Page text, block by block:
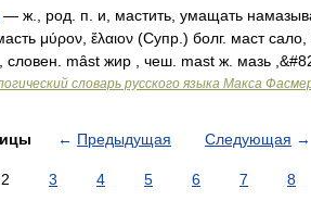
— ж., род. п. и, мастить, умащать
μύρον, ἔλαιον (Супр.) болг. маст
словен. mȃst жир , чеш. mast ж. мазь
словарь русского языка Макса
← Предыдущая Следующая →
2 3 4 5 6 7 8